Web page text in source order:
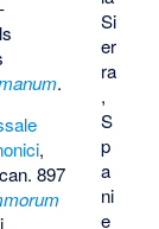
Si
er
ra
,
S
p
a
ni
e
.
,
897